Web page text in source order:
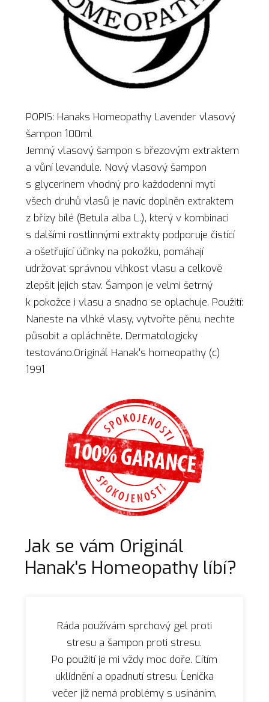
POPIS: Hanaks Homeopathy Lavender vlasový
šampon 100ml
Jemný vlasový šampon s březovým extraktem
a vůní levandule. Nový vlasový šampon
s glycerinem vhodný pro každodenní mytí
všech druhů vlasů je navíc doplněn extraktem
z břízy bílé (Betula alba L.), který v kombinaci
s dalšími rostlinnými extrakty podporuje čistící
a ošetřující účinky na pokožku, pomáhají
udržovat správnou vlhkost vlasu a celkově
zlepšit jejich stav. Šampon je velmi šetrný
k pokožce i vlasu a snadno se oplachuje. Použití:
Naneste na vlhké vlasy, vytvořte pěnu, nechte
působit a opláchněte. Dermatologicky
testováno.Originál Hanak's homeopathy (c)
1991
Jak se vám Originál
Hanak's Homeopathy líbí?
Ráda používám sprchový gel proti
stresu a šampon proti stresu.
Po použití je mi vždy moc doře. Cítím
uklidnění a opadnutí stresu. Ĺenička
večer již nemá problémy s usínáním,